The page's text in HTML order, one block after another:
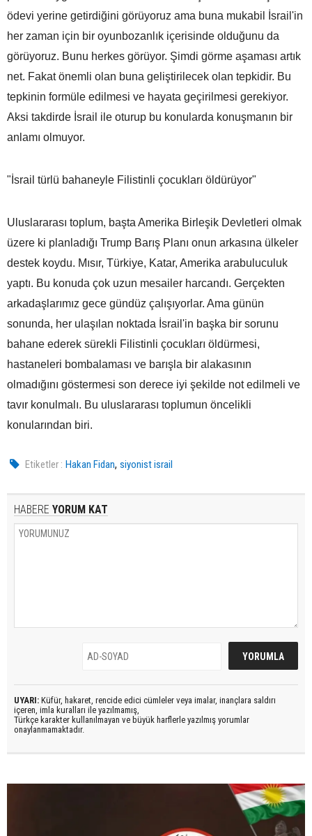
ödevi yerine getirdiğini görüyoruz ama buna mukabil İsrail'in
her zaman için bir oyunbozanlık içerisinde olduğunu da
görüyoruz. Bunu herkes görüyor. Şimdi görme aşaması artık
net. Fakat önemli olan buna geliştirilecek olan tepkidir. Bu
tepkinin formüle edilmesi ve hayata geçirilmesi gerekiyor.
Aksi takdirde İsrail ile oturup bu konularda konuşmanın bir
anlamı olmuyor.
"İsrail türlü bahaneyle Filistinli çocukları öldürüyor"
Uluslararası toplum, başta Amerika Birleşik Devletleri olmak
üzere ki planladığı Trump Barış Planı onun arkasına ülkeler
destek koydu. Mısır, Türkiye, Katar, Amerika arabuluculuk
yaptı. Bu konuda çok uzun mesailer harcandı. Gerçekten
arkadaşlarımız gece gündüz çalışıyorlar. Ama günün
sonunda, her ulaşılan noktada İsrail'in başka bir sorunu
bahane ederek sürekli Filistinli çocukları öldürmesi,
hastaneleri bombalaması ve barışla bir alakasının
olmadığını göstermesi son derece iyi şekilde not edilmeli ve
tavır konulmalı. Bu uluslararası toplumun öncelikli
konularından biri.
Etiketler : Hakan Fidan,siyonist israil
HABERE YORUM KAT
UYARI: Küfür, hakaret, rencide edici cümleler veya imalar, inançlara saldırı
içeren, imla kuralları ile yazılmamış,
Türkçe karakter kullanılmayan ve büyük harflerle yazılmış yorumlar
onaylanmamaktadır.